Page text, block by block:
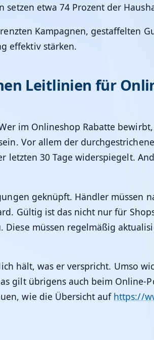
etwa 74 Prozent der
Kampagnen, gestaffelten
effektiv stärken.
Leitlinien für
im Onlineshop Rabatte
Vor allem der
30 Tage widerspiegelt.
geknüpft. Händler müssen
Gültig ist das nicht nur für
müssen regelmäßig
hält, was er verspricht. Umso
gilt übrigens auch beim Online-
wie die Übersicht auf https://